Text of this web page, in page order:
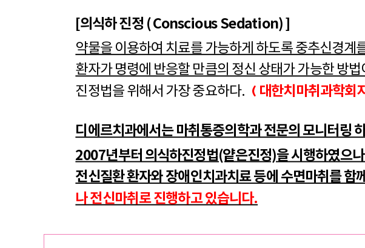
[의식하 진정 ( Conscious Sedation) ]
약물을 이용하여 치료를 가능하게 하도록 중추신경
환자가 명령에 반응할 만큼의 정신 상태가 가능한 방
진정법을 위해서 가장 중요하다. ( 대한치마취과학회
디에르치과에서는 마취통증의학과 전문의 모니터링
2007년부터 의식하진정법(얕은진정)을 시행하였으
전신질환 환자와 장애인치과치료 등에 수면마취를 함
나 전신마취로 진행하고 있습니다.